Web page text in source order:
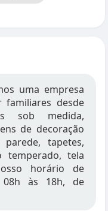
uma empresa
desde
sob medida,
de decoração
tapetes,
temperado, tela
horário de
08h às 18h, de